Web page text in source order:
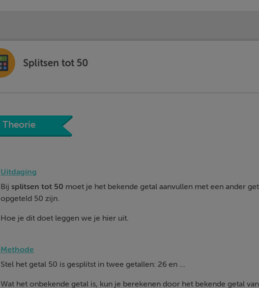
Splitsen tot 50
Theorie
Uitdaging
Bij splitsen tot 50 moet je het bekende getal aanvullen met een ander
opgeteld 50 zijn.
Hoe je dit doet leggen we je hier uit.
Methode
Stel het getal 50 is gesplitst in twee getallen: 26 en ...
Wat het onbekende getal is, kun je berekenen door het bekende getal